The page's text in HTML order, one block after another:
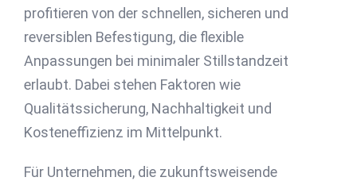
profitieren von der schnellen, sicheren und
reversiblen Befestigung, die flexible
Anpassungen bei minimaler Stillstandzeit
erlaubt. Dabei stehen Faktoren wie
Qualitätssicherung, Nachhaltigkeit und
Kosteneffizienz im Mittelpunkt.
Für Unternehmen, die zukunftsweisende